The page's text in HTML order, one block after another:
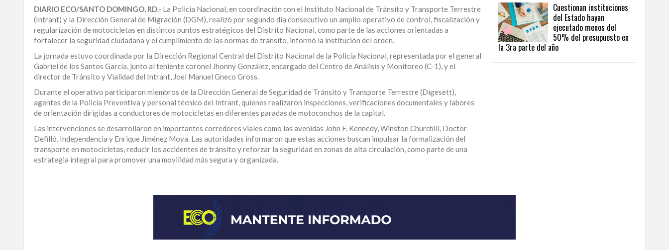
JUAN
PUERTO
PLATA
CONTÁCTENOS
DIARIO ECO/SANTO DOMINGO, RD.- La Policía Nacional, en coordinación con el Instituto Nacional de Tránsito y Transporte Terrestre
(Intrant) y la Dirección General de Migración (DGM), realizó por segundo día consecutivo un amplio operativo de control, fiscalización y
regularización de motocicletas en distintos puntos estratégicos del Distrito Nacional, como parte de las acciones orientadas a
fortalecer la seguridad ciudadana y el cumplimiento de las normas de tránsito, informó la institución del orden.
La jornada estuvo coordinada por la Dirección Regional Central del Distrito Nacional de la Policía Nacional, representada por el general
Gabriel de los Santos García, junto al teniente coronel Jhonny González, encargado del Centro de Análisis y Monitoreo (C-1), y el
director de Tránsito y Vialidad del Intrant, Joel Manuel Gneco Gross.
Durante el operativo participaron miembros de la Dirección General de Seguridad de Tránsito y Transporte Terrestre (Digesett),
agentes de la Policía Preventiva y personal técnico del Intrant, quienes realizaron inspecciones, verificaciones documentales y labores
de orientación dirigidas a conductores de motocicletas en diferentes paradas de motoconchos de la capital.
Las intervenciones se desarrollaron en importantes corredores viales como las avenidas John F. Kennedy, Winston Churchill, Doctor
Defilló, Independencia y Enrique Jiménez Moya. Las autoridades informaron que estas acciones buscan impulsar la formalización del
transporte en motocicletas, reducir los accidentes de tránsito y reforzar la seguridad en zonas de alta circulación, como parte de una
estrategia integral para promover una movilidad más segura y organizada.
Cuestionan instituciones
del Estado hayan
ejecutado menos del
50% del presupuesto en
la 3ra parte del año